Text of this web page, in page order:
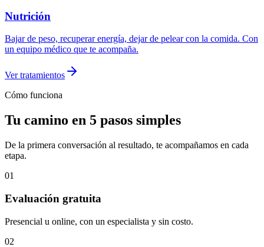
Nutrición
Bajar de peso, recuperar energía, dejar de pelear con la comida. Con
un equipo médico que te acompaña.
Ver tratamientos
Cómo funciona
Tu camino en 5 pasos simples
De la primera conversación al resultado, te acompañamos en cada
etapa.
01
Evaluación gratuita
Presencial u online, con un especialista y sin costo.
02